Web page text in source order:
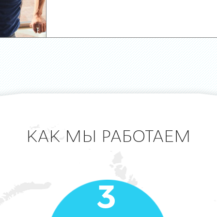
КАК МЫ РАБОТАЕМ
3